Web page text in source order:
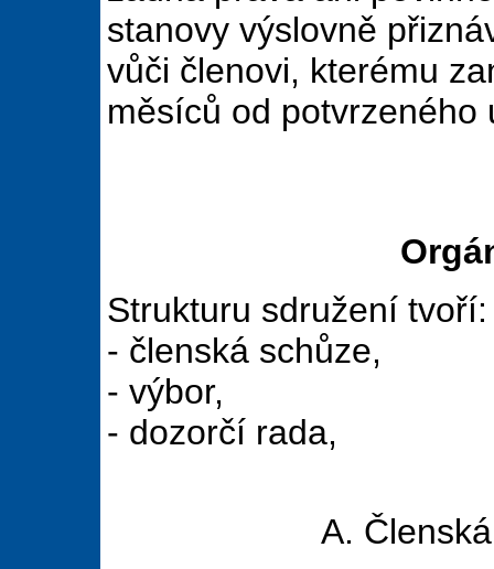
stanovy výslovně
vůči členovi, kterému
měsíců od potvrzeného
Strukturu sdružení tvoří:
- členská schůze,
- výbor,
- dozorčí rada,
A.